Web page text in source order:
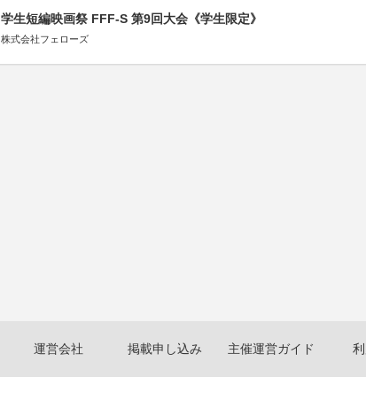
学生短編映画祭 FFF-S 第9回大会《学生限定》
株式会社フェローズ
運営会社 掲載申し込み 主催運営ガイド